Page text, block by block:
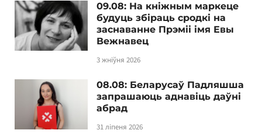
09.08: На кніжным маркеце
будуць збіраць сродкі на
заснаванне Прэміі імя Евы
Вежнавец
3 жніўня 2026
08.08: Беларусаў Падляшша
запрашаюць аднавіць даўні
абрад
31 ліпеня 2026